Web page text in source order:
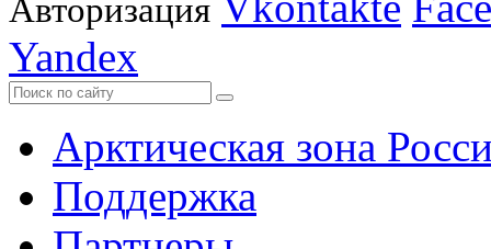
Авторизация
Yandex
Арктическая зона
Поддержка